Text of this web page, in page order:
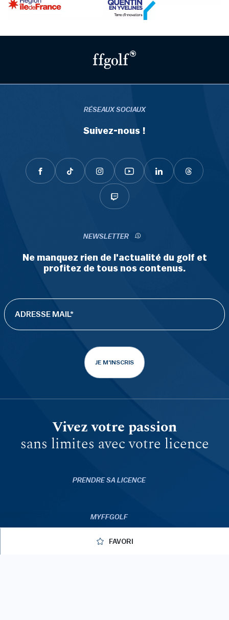
FAVORI
RÉSEAUX SOCIAUX
Suivez-nous !
NEWSLETTER
Ne manquez rien de l'actualité du golf et
profitez de tous nos contenus.
JE M'INSCRIS
Vivez votre passion
sans limites avec votre licence
PRENDRE SA LICENCE
MYFFGOLF